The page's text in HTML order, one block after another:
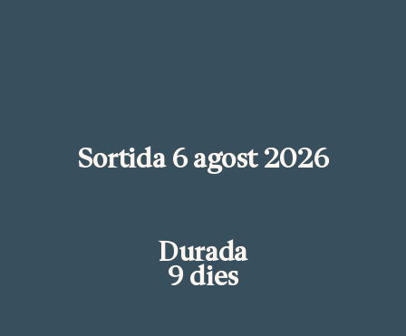
Sortida 6 agost 2026
Durada
9 dies